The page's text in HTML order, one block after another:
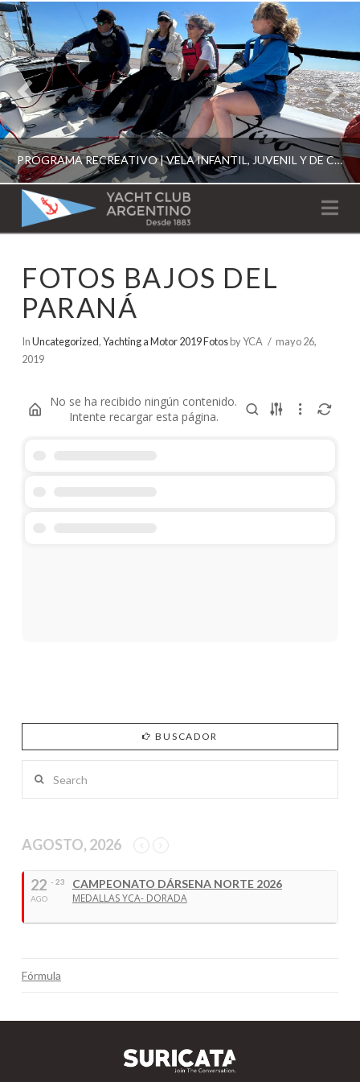
PROGRAMA RECREATIVO | VELA INFANTIL, JUVENIL Y DE CRUCERO 2026
ESCUELA RECREATIVA 2026
YACHT
CLUB
ARGENTINO
FOTOS BAJOS DEL
PARANÁ
InUncategorized,Yachting a Motor 2019 Fotosby YCA
mayo 26,
2019
No se ha recibido ningún contenido.
Intente recargar esta página.
BUSCADOR
AGOSTO, 2026
22
AGO
- 23
CAMPEONATO DÁRSENA NORTE 2026
MEDALLAS YCA- DORADA
Fórmula